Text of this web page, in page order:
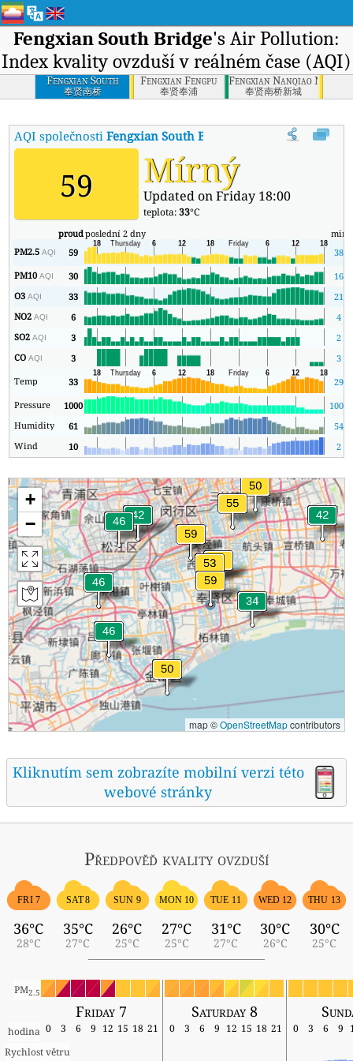
Fengxian South Bridge's Air Pollution:
Index kvality ovzduší v reálném čase (AQI)
Fengxian South
Bridge
奉贤南桥
Fengxian Fengpu
奉贤奉浦
Fengxian Nanqiao New
奉贤南桥新城
AQI společnostiFengxian South Bridge Index kvality vzduchu
59 Mírný
Updated on Friday 18:00
teplota:33°C
proudposlední 2 dny min
PM2.5AQI 59
38
PM10AQI 30
16
O3AQI 33
21
NO2AQI 6
4
SO2AQI 3
2
COAQI 3
3
Temp
33
29
Pressure
1000 1000
Humidity
61
54
Wind
10 2
+
−
map ©OpenStreetMapcontributors
Kliknutím sem zobrazíte mobilní verzi této
webové stránky
Předpověď kvality ovzduší
FRI 7
36°C
28°C
SAT 8
35°C
27°C
SUN 9
26°C
25°C
MON 10
27°C
25°C
TUE 11
31°C
27°C
WED 12
30°C
26°C
THU 13
30°C
25°C
PM2.5
Friday 7 Saturday 8
hodina 0 3 6 9 12 15 18 21 0 3 6 9 12 15 18 21 0 3 6 9
Rychlost větru